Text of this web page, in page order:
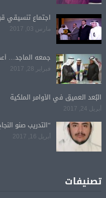
اجتماع تنسيقي
مارس 03, 2017
جمعه الماجد…
فبراير 28, 2017
البُعد العميق في الأوامر الملكية
أبريل 24, 2017
“التدريب صنو
أبريل 16, 2017
تصنيفات